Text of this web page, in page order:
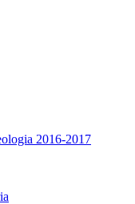
2016-2017